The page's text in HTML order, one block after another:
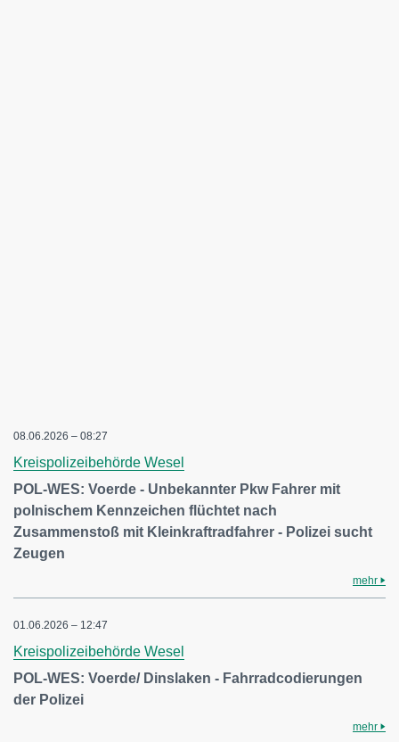
08.06.2026 – 08:27
Kreispolizeibehörde Wesel
POL-WES: Voerde - Unbekannter Pkw Fahrer mit
polnischem Kennzeichen flüchtet nach
Zusammenstoß mit Kleinkraftradfahrer - Polizei sucht
Zeugen
mehr
01.06.2026 – 12:47
Kreispolizeibehörde Wesel
POL-WES: Voerde/ Dinslaken - Fahrradcodierungen
der Polizei
mehr